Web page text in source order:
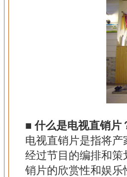
■什么是电视直销片
电视直销片是指将
经过节目的编排和
销片的欣赏性和娱